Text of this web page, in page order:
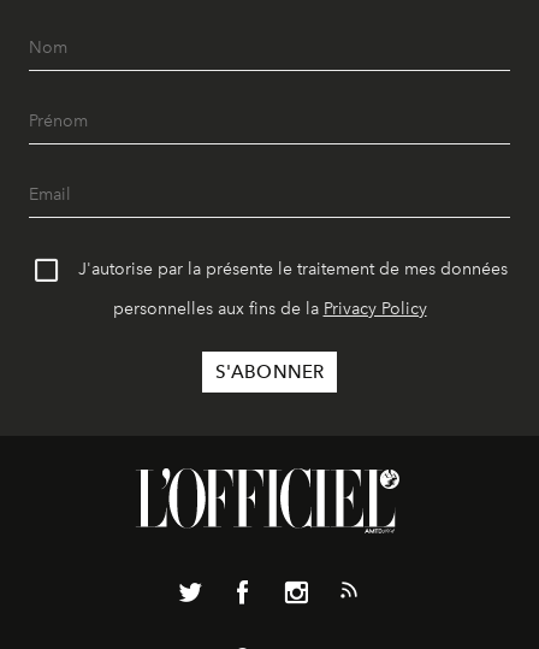
J'autorise par la présente le traitement de mes données
personnelles aux fins de la Privacy Policy